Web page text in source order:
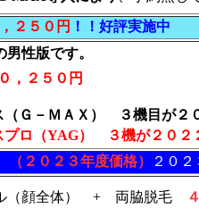
２５０円 ！！好評実施中
性版です。
０，２５０円
（Ｇ－ＭＡＸ） ３機目が２
プロ（YAG） ３機が２０２
（２０２３年度価格） ２０
（顔全体） + 両脇脱毛